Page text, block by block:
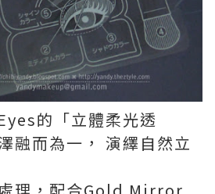
的「立體柔光透
融而為一， 演繹自然立
理，配合Gold Mirror